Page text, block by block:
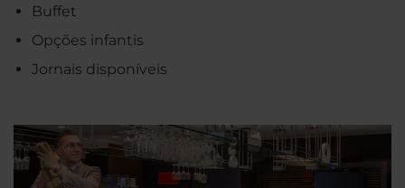
Buffet
Opções infantis
Jornais disponíveis